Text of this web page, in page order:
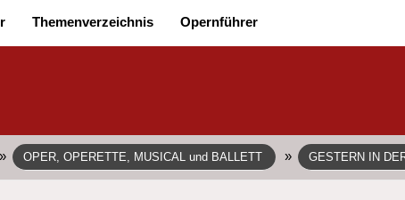
Themenverzeichnis Opernführer
» OPER, OPERETTE, MUSICAL und BALLETT » GESTERN IN